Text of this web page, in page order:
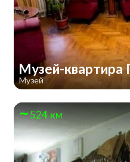
Музей-
Музей
524 км